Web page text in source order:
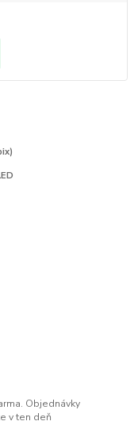
Objednávky
v ten deň